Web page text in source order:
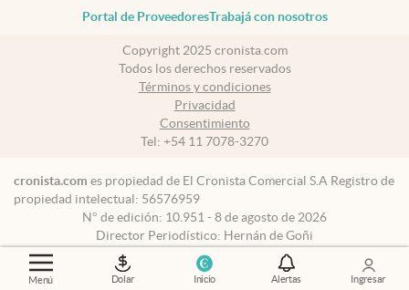
Menú Dolar Inicio Alertas Ingresar
Portal de ProveedoresTrabajá con nosotros
Copyright 2025 cronista.com
Todos los derechos reservados
Términos y condiciones
Privacidad
Consentimiento
Tel: +54 11 7078-3270
cronista.com es propiedad de El Cronista Comercial S.A Registro de
propiedad intelectual: 56576959
N° de edición: 10.951 - 8 de agosto de 2026
Director Periodístico: Hernán de Goñi